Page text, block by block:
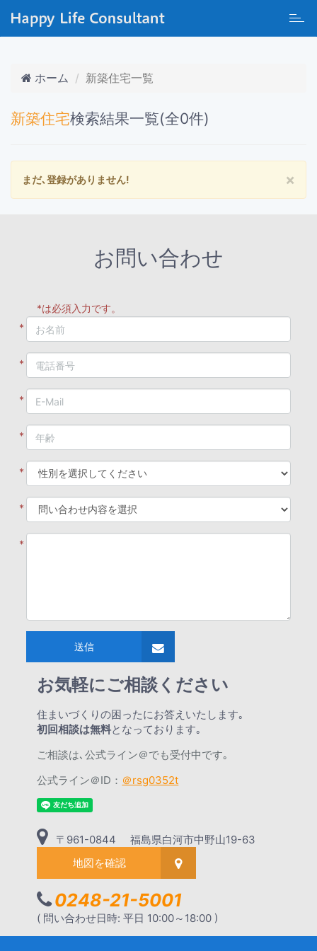
ホーム 新築住宅一覧
新築住宅検索結果一覧(全0件)
×
まだ､登録がありません!
お問い合わせ
*は必須入力です。
*
*
*
*
*
*
*
送信
お気軽にご相談ください
住まいづくりの困ったにお答えいたします｡
初回相談は無料となっております｡
ご相談は､公式ライン＠でも受付中です｡
公式ライン＠ID： ＠rsg0352t
〒961-0844 福島県白河市中野山19-63
地図を確認
0248-21-5001
( 問い合わせ日時: 平日 10:00～18:00 )